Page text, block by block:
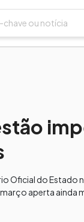
Oficial do
aperta ainda